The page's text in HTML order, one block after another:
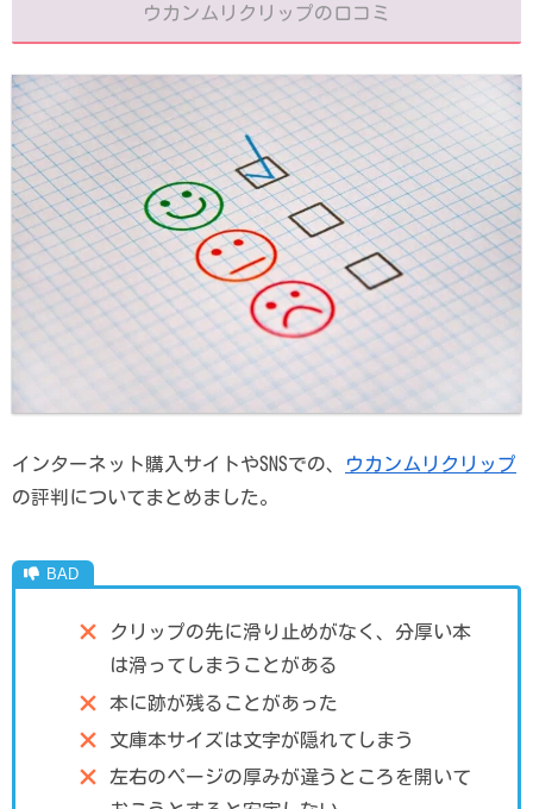
ウカンムリクリップの口コミ
インターネット購入サイトやSNSでの、
ウカンムリクリップ
の評判についてまとめました。
クリップの先に滑り止めがなく、分厚い本
は滑ってしまうことがある
本に跡が残ることがあった
文庫本サイズは文字が隠れてしまう
左右のページの厚みが違うところを開いて